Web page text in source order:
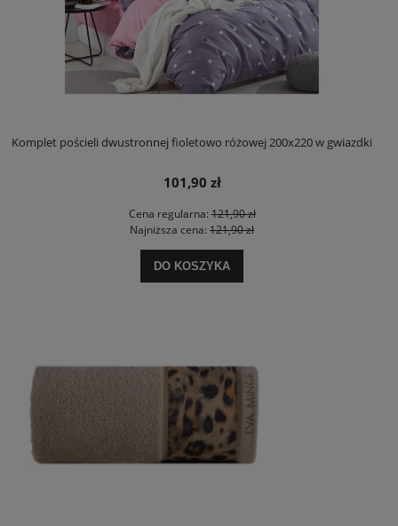
Komplet pościeli dwustronnej fioletowo różowej 200x220 w gwiazdki
101,90 zł
Cena regularna:121,90 zł
Najniższa cena: 121,90 zł
DO KOSZYKA